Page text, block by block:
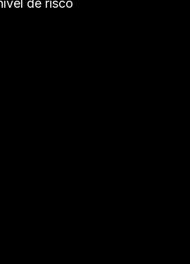
de risco